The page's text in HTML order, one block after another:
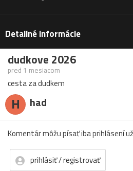
Detailné informácie
dudkove 2026
pred 1 mesiacom
cesta za dudkem
H had
Komentár môžu písať iba prihlásení
prihlásiť / registrovať